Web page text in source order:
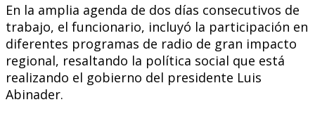
En la amplia agenda de dos días consecutivos de
trabajo, el funcionario, incluyó la participación en
diferentes programas de radio de gran impacto
regional, resaltando la política social que está
realizando el gobierno del presidente Luis
Abinader.